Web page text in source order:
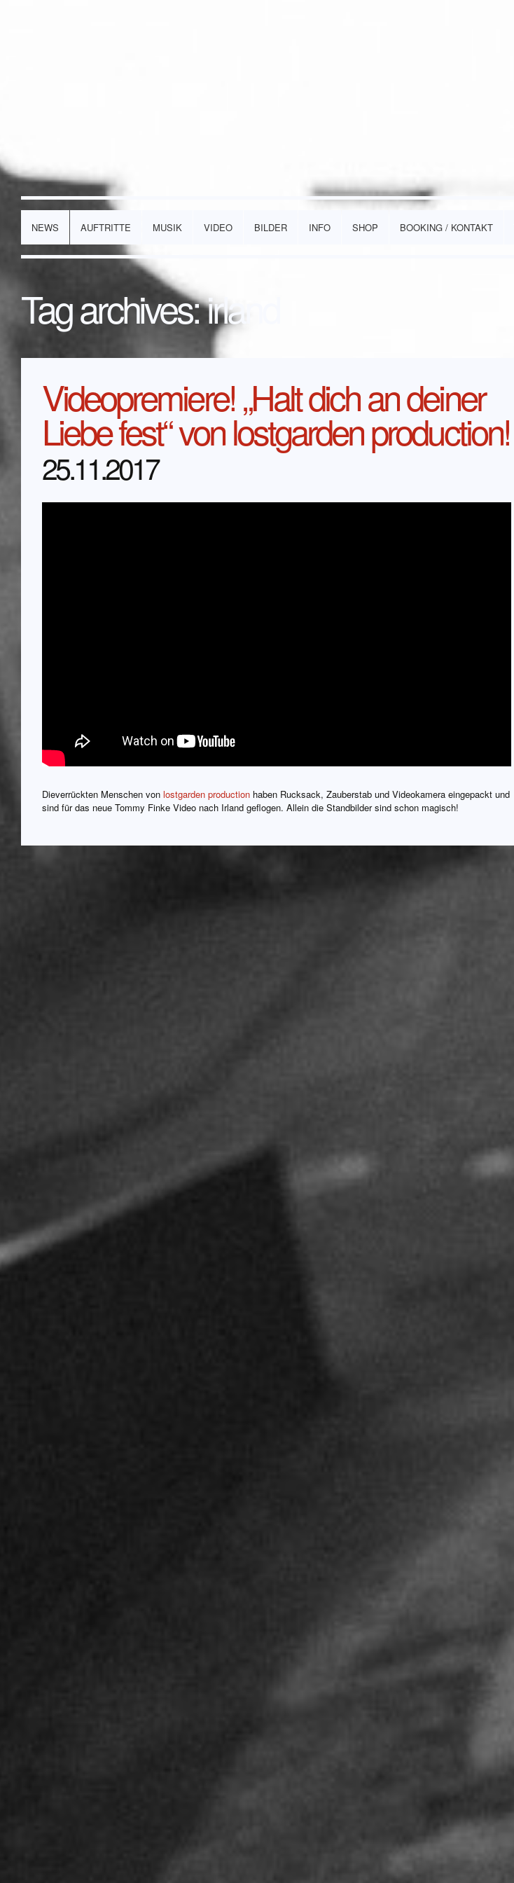
NEWS AUFTRITTE MUSIK VIDEO BILDER INFO SHOP BOOKING / KONTAKT
Tag archives:irland
Videopremiere! „Halt dich an deiner
Liebe fest“ von lostgarden production!
25.11.2017
Dieverrückten Menschen von lostgarden production haben Rucksack, Zauberstab und Videokamera eingepackt und
sind für das neue Tommy Finke Video nach Irland geflogen. Allein die Standbilder sind schon magisch!